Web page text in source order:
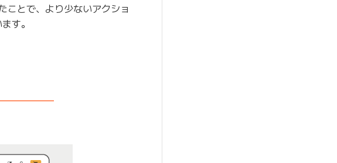
ことで、より少ないアクショ
す。